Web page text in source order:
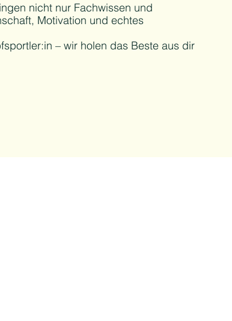
nicht nur Fachwissen und
Motivation und echtes
– wir holen das Beste aus dir